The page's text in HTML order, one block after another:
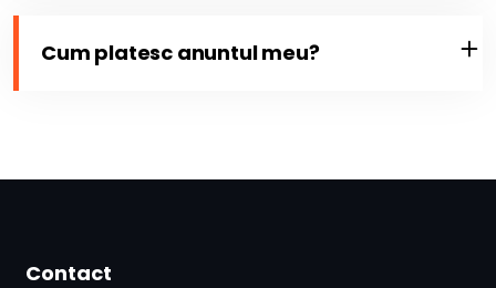
Cum platesc anuntul meu?
Contact